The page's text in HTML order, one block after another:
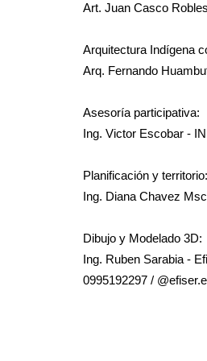
Art. Juan Casco
Arquitectura Indígena
Arq. Fernando
Asesoría participativa:
Ing. Victor Escobar -
Planificación y territorio:
Ing. Diana Chavez
Dibujo y Modelado 3D:
Ing. Ruben Sarabia -
0995192297 /